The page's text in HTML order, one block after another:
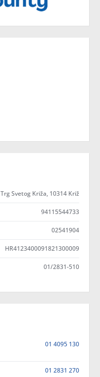
Trg Svetog Križa, 10314 Križ
94115544733
02541904
HR4123400091821300009
01/2831-510
01 4095 130
01 2831 270